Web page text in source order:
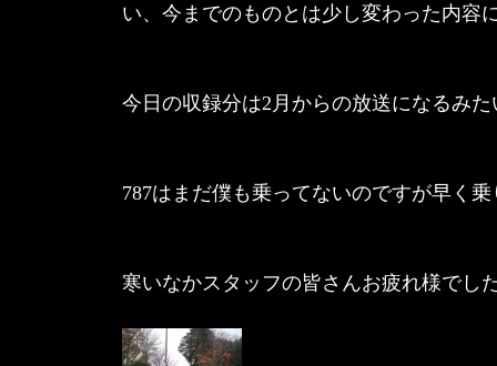
い、今までのものとは少し変わった内容
今日の収録分は2月からの放送になるみた
787はまだ僕も乗ってないのですが早く
寒いなかスタッフの皆さんお疲れ様でし